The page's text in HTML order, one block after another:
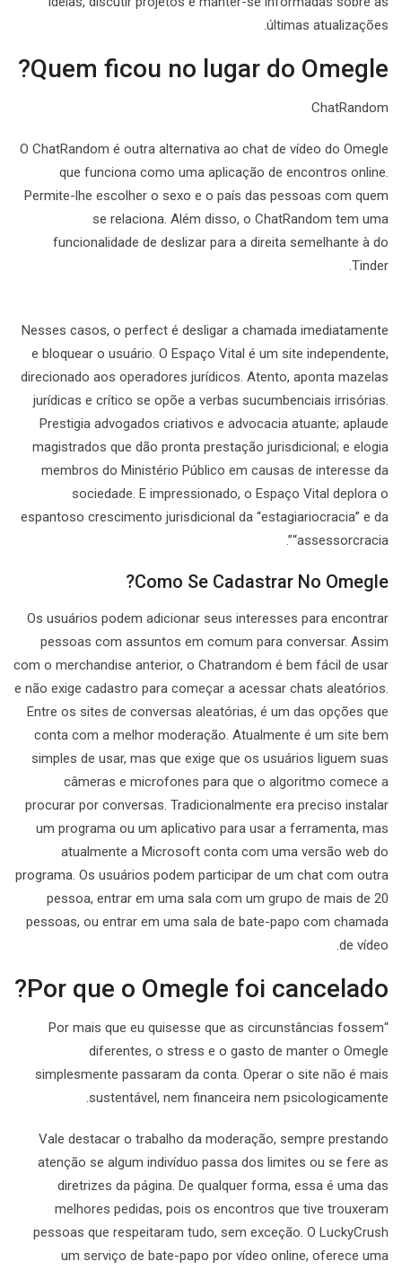
últimas atualizações.
Quem ficou no lugar do Omegle?
ChatRandom
O ChatRandom é outra alternativa ao chat de vídeo do Omegle
que funciona como uma aplicação de encontros online.
Permite-lhe escolher o sexo e o país das pessoas com quem
se relaciona. Além disso, o ChatRandom tem uma
funcionalidade de deslizar para a direita semelhante à do
Tinder.
Nesses casos, o perfect é desligar a chamada imediatamente
e bloquear o usuário. O Espaço Vital é um site independente,
direcionado aos operadores jurídicos. Atento, aponta mazelas
jurídicas e crítico se opõe a verbas sucumbenciais irrisórias.
Prestigia advogados criativos e advocacia atuante; aplaude
magistrados que dão pronta prestação jurisdicional; e elogia
membros do Ministério Público em causas de interesse da
sociedade. E impressionado, o Espaço Vital deplora o
espantoso crescimento jurisdicional da “estagiariocracia” e da
“assessorcracia”.
Como Se Cadastrar No Omegle?
Os usuários podem adicionar seus interesses para encontrar
pessoas com assuntos em comum para conversar. Assim
com o merchandise anterior, o Chatrandom é bem fácil de usar
e não exige cadastro para começar a acessar chats aleatórios.
Entre os sites de conversas aleatórias, é um das opções que
conta com a melhor moderação. Atualmente é um site bem
simples de usar, mas que exige que os usuários liguem suas
câmeras e microfones para que o algoritmo comece a
procurar por conversas. Tradicionalmente era preciso instalar
um programa ou um aplicativo para usar a ferramenta, mas
atualmente a Microsoft conta com uma versão web do
programa. Os usuários podem participar de um chat com outra
pessoa, entrar em uma sala com um grupo de mais de 20
pessoas, ou entrar em uma sala de bate-papo com chamada
de vídeo.
Por que o Omegle foi cancelado?
“Por mais que eu quisesse que as circunstâncias fossem
diferentes, o stress e o gasto de manter o Omegle
simplesmente passaram da conta. Operar o site não é mais
sustentável, nem financeira nem psicologicamente.
Vale destacar o trabalho da moderação, sempre prestando
atenção se algum indivíduo passa dos limites ou se fere as
diretrizes da página. De qualquer forma, essa é uma das
melhores pedidas, pois os encontros que tive trouxeram
pessoas que respeitaram tudo, sem exceção. O LuckyCrush
um serviço de bate-papo por vídeo online, oferece uma